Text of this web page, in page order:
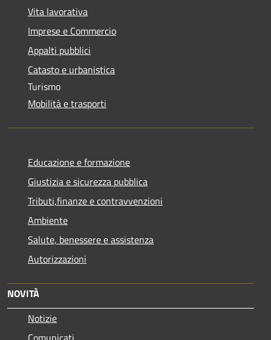
Vita lavorativa
Imprese e Commercio
Appalti pubblici
Catasto e urbanistica
Turismo
Mobilità e trasporti
Educazione e formazione
Giustizia e sicurezza pubblica
Tributi,finanze e contravvenzioni
Ambiente
Salute, benessere e assistenza
Autorizzazioni
NOVITÀ
Notizie